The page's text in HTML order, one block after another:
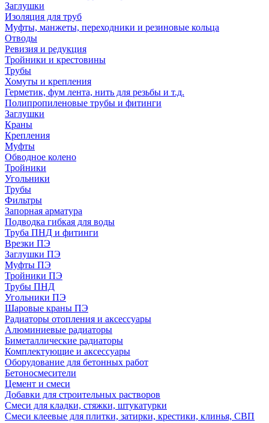
Заглушки
Изоляция для труб
Муфты, манжеты, переходники и резиновые кольца
Отводы
Ревизия и редукция
Тройники и крестовины
Трубы
Хомуты и крепления
Герметик, фум лента, нить для резьбы и т.д.
Полипропиленовые трубы и фитинги
Заглушки
Краны
Крепления
Муфты
Обводное колено
Тройники
Угольники
Трубы
Фильтры
Запорная арматура
Подводка гибкая для воды
Труба ПНД и фитинги
Врезки ПЭ
Заглушки ПЭ
Муфты ПЭ
Тройники ПЭ
Трубы ПНД
Угольники ПЭ
Шаровые краны ПЭ
Радиаторы отопления и аксессуары
Алюминиевые радиаторы
Биметаллические радиаторы
Комплектующие и аксессуары
Оборудование для бетонных работ
Бетоносмесители
Цемент и смеси
Добавки для строительных растворов
Смеси для кладки, стяжки, штукатурки
Смеси клеевые для плитки, затирки, крестики, клинья, СВП